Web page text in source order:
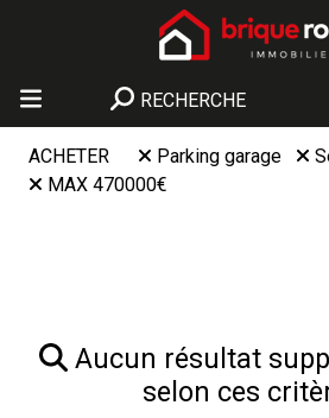
RECHERCHE
ACHETER Parking garage
MAX 470000€
Aucun résultat
selon ces